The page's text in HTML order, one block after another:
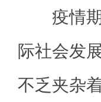
疫情期
际社会发
不乏夹杂